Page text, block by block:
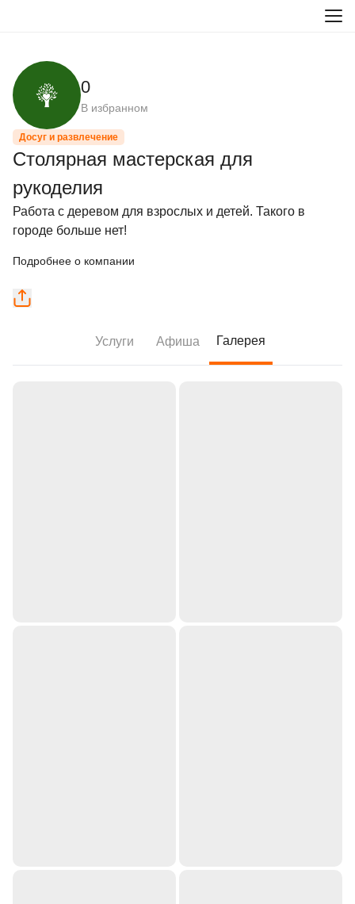
0
В избранном
Досуг и развлечение
Столярная мастерская для
рукоделия
Работа с деревом для взрослых и детей. Такого в
городе больше нет!
Подробнее о компании
Услуги Афиша Галерея